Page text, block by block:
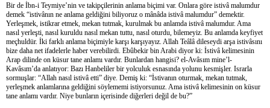
Bir de İbn-i Teymiye’nin ve takipçilerinin anlama biçimi var. Onlara göre istivâ malumdur
demek “istivânın ne anlama geldiğini biliyoruz o mânâda istivâ malumdur” demektir.
Yerleşmek, istikrar etmek, mekan tutmak, kurulmak bu anlamda istivâ malumdur. Ama
nasıl yerleşti, nasıl kuruldu nasıl mekan tuttu, nasıl oturdu, bilemeyiz. Bu anlamda keyfiyet
meçhuldür. İki farklı anlama biçimiyle karşı karşıyayız. Allah Teâlâ dileseydi arşa istivâsını
bize daha net ifadelerle haber verebilirdi. Ebûbekir bin Arabi diyor ki: İstivâ kelimesinin
Arap dilinde on küsur tane anlamı vardır. Bunlardan hangisi? el-Avâsım mine’l-
Kavâsım’da anlatıyor: Bazı Hanbeliler bir yolculuk esnasında yolunu kesmişler. Israrla
sormuşlar: “Allah nasıl istivâ etti” diye. Demiş ki: “İstivanın oturmak, mekan tutmak,
yerleşmek anlamlarına geldiğini söylememi istiyorsunuz. Ama istivâ kelimesinin on küsur
tane anlamı vardır. Niye bunların içerisinde diğerleri değil de bu?”